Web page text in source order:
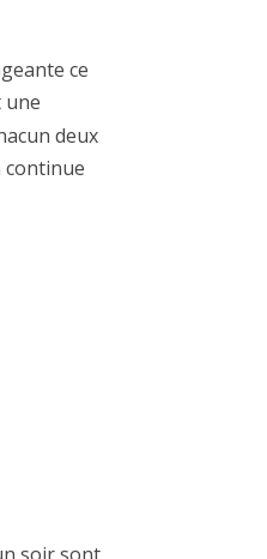
ce
une
deux
continue